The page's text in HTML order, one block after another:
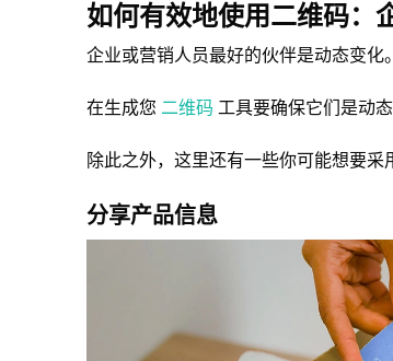
如何有效地使用二维码：
企业或营销人员最好的伙伴是动态变化
在生成您 二维码 工具要确保它们是动
除此之外，这里还有一些你可能想要采
分享产品信息